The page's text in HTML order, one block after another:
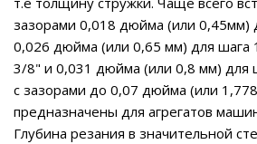
зазорами 0,018 дюйма (или 0,45мм)
0,026 дюйма (или 0,65 мм) для шага
3/8" и 0,031 дюйма (или 0,8 мм)
с зазорами до 0,07 дюйма (или
предназначены для агрегатов
Глубина резания в значительной